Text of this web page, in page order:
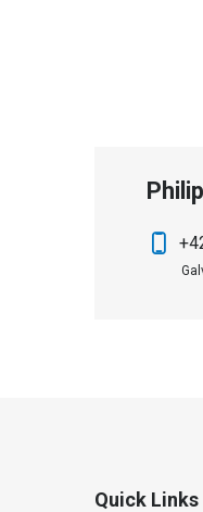
Quick Links